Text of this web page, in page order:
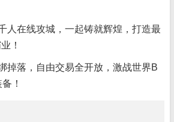
人在线攻城，一起铸就辉煌，打造最
！
掉落，自由交易全开放，激战世界B
！